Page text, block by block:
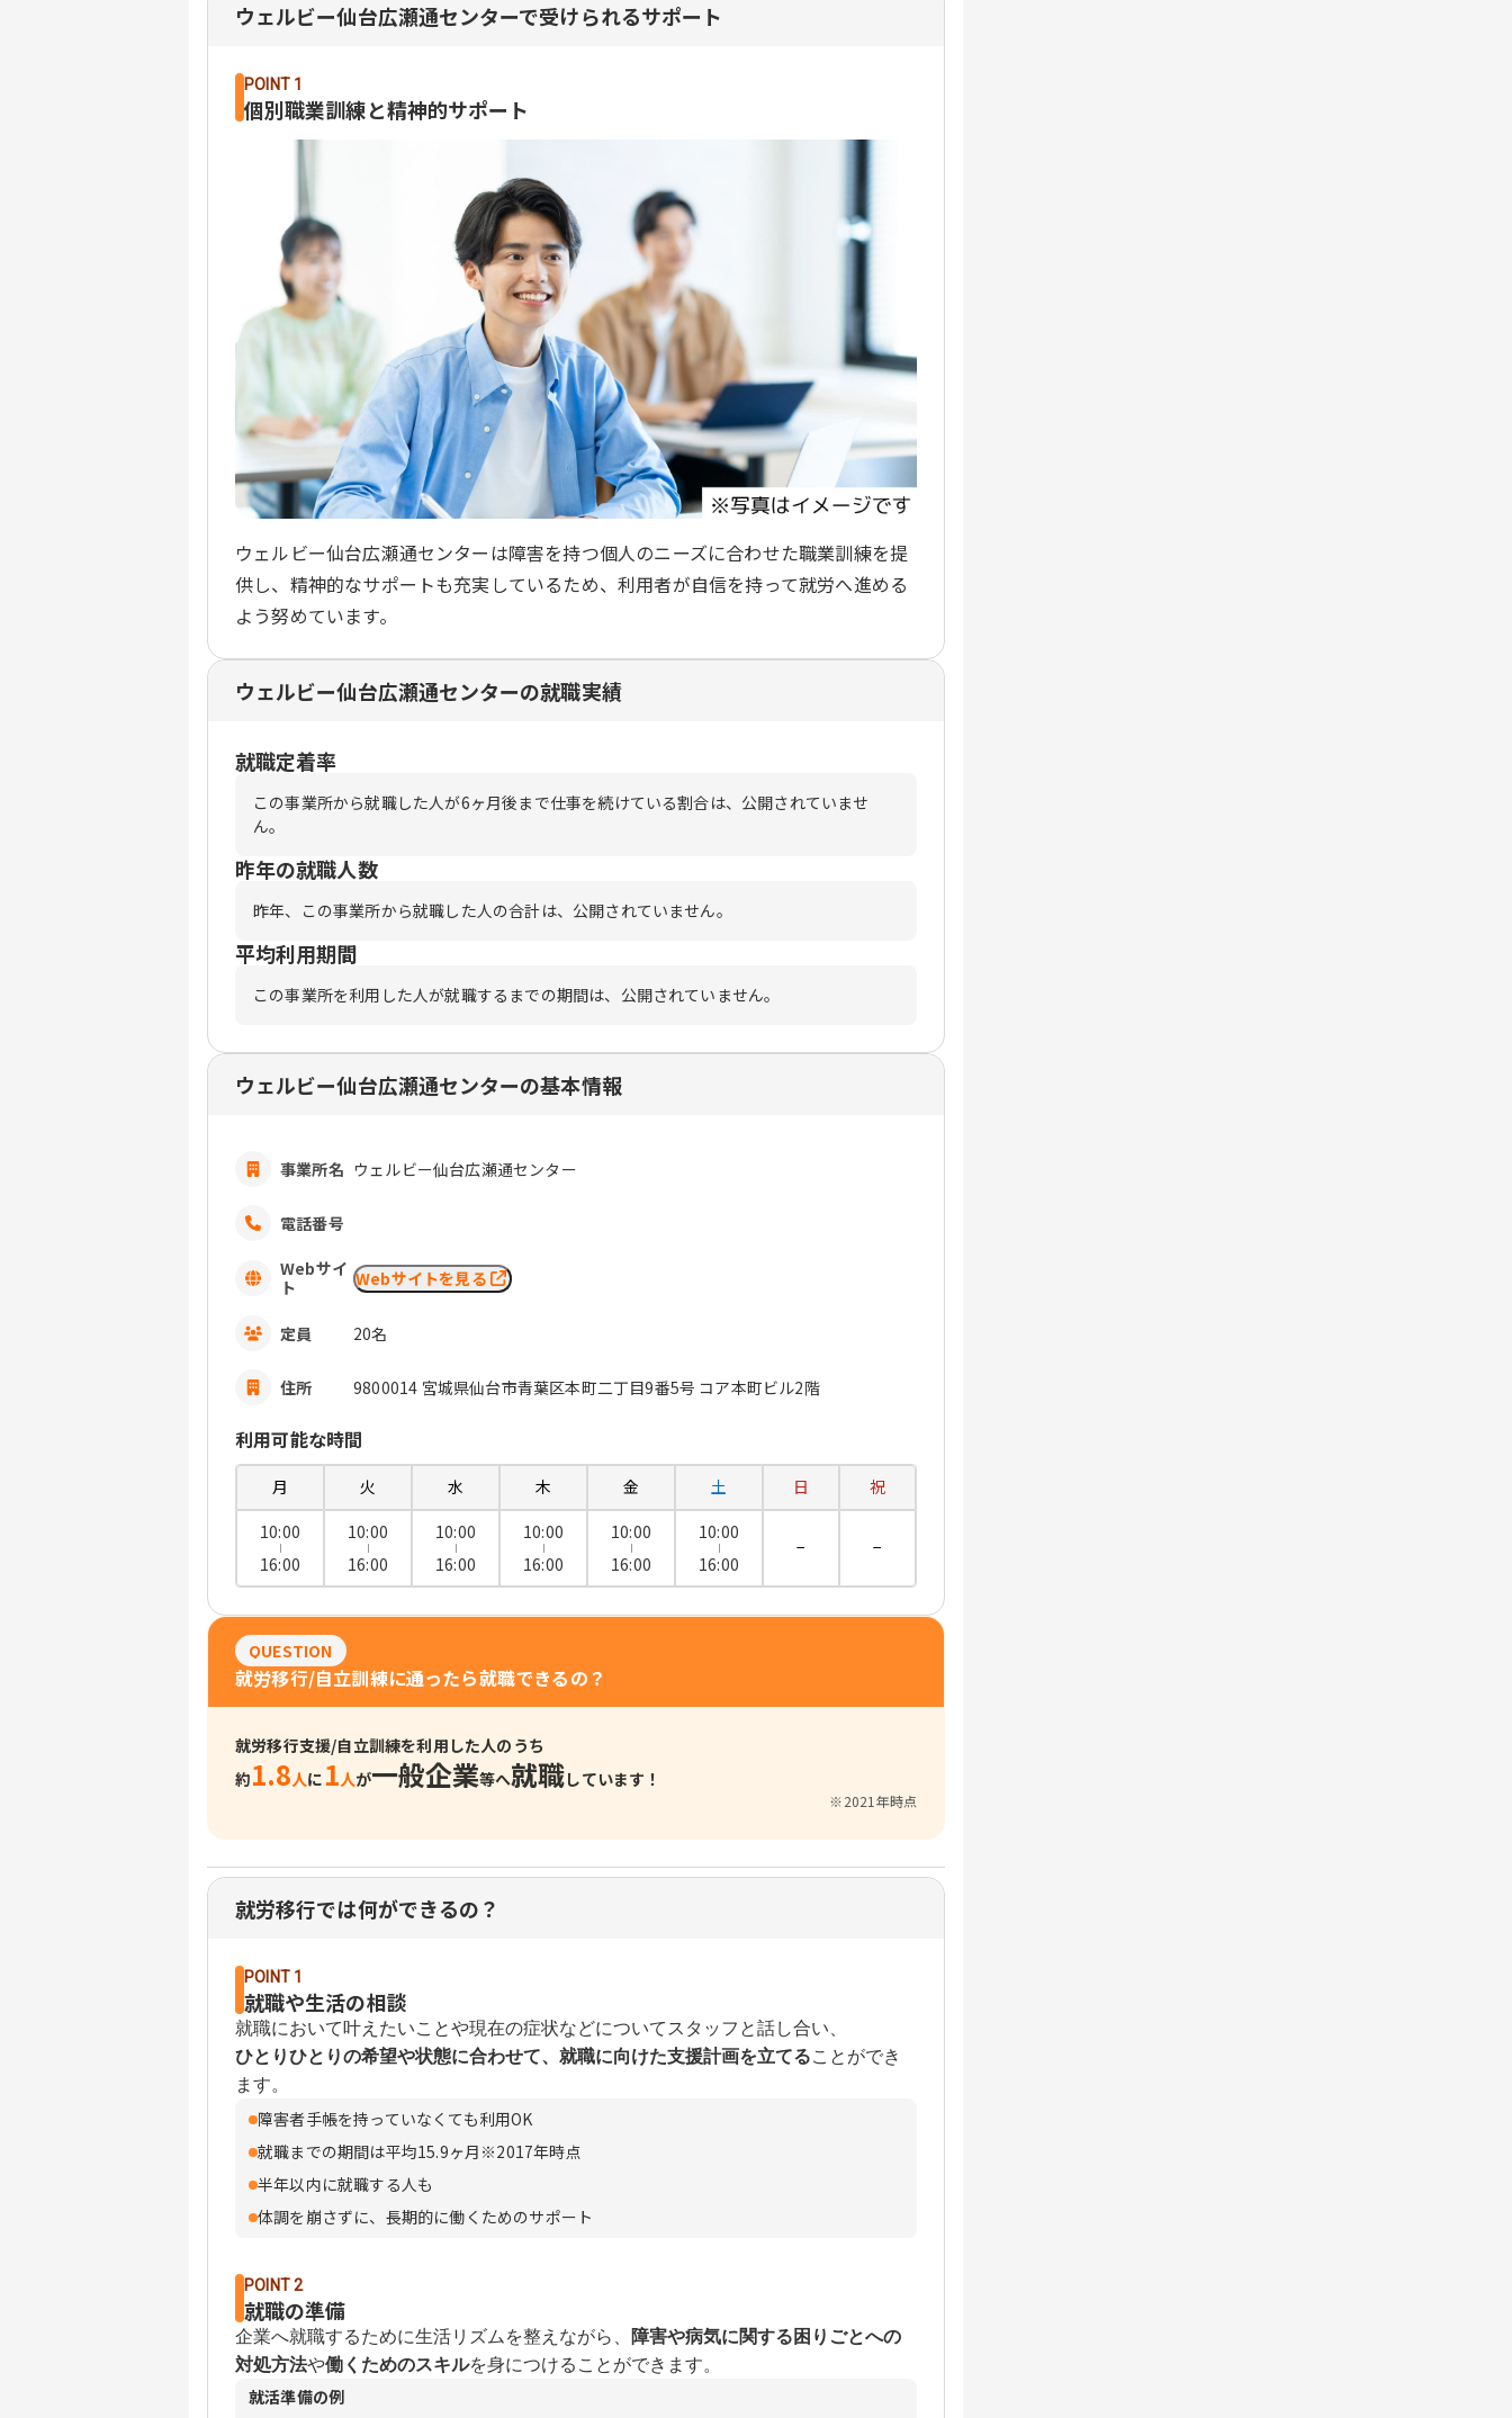
ウェルビー仙台広瀬通センターで受けられるサポート
POINT 1
個別職業訓練と精神的サポート
ウェルビー仙台広瀬通センターは障害を持つ個人のニーズに合わせた職業訓練を提
供し、精神的なサポートも充実しているため、利用者が自信を持って就労へ進める
よう努めています。
ウェルビー仙台広瀬通センターの就職実績
就職定着率
この事業所から就職した人が6ヶ月後まで仕事を続けている割合は、公開されていませ
ん。
昨年の就職人数
昨年、この事業所から就職した人の合計は、公開されていません。
平均利用期間
この事業所を利用した人が就職するまでの期間は、公開されていません。
ウェルビー仙台広瀬通センターの基本情報
事業所名 ウェルビー仙台広瀬通センター
電話番号
Webサイ
ト
Webサイトを見る
定員 20名
住所 9800014 宮城県仙台市青葉区本町二丁目9番5号 コア本町ビル2階
利用可能な時間
月 火 水 木 金 土 日
祝
10:00
16:00
10:00
16:00
10:00
16:00
10:00
16:00
10:00
16:00
10:00
16:00
− −
QUESTION
就労移行/自立訓練に通ったら就職できるの？
就労移行支援/自立訓練を利用した人のうち
約1.8人に 1人が一般企業等へ就職しています！
※2021年時点
就労移行では何ができるの？
POINT 1
就職や生活の相談
就職において叶えたいことや現在の症状などについてスタッフと話し合い、
ひとりひとりの希望や状態に合わせて、就職に向けた支援計画を立てることができ
ます。
障害者手帳を持っていなくても利用OK
就職までの期間は平均15.9ヶ月※2017年時点
半年以内に就職する人も
体調を崩さずに、長期的に働くためのサポート
POINT 2
就職の準備
企業へ就職するために生活リズムを整えながら、
障害や病気に関する困りごとへの
対処方法や働くためのスキルを身につけることができます。
就活準備の例